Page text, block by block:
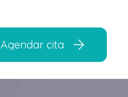
Agendar cita